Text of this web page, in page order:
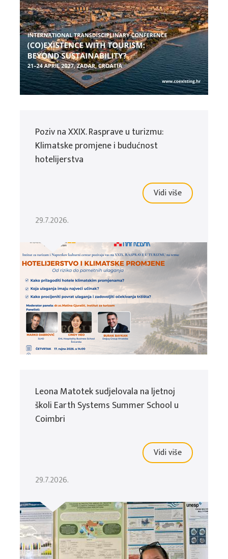
Poziv na XXIX. Rasprave u turizmu:
Klimatske promjene i budućnost
hotelijerstva
Vidi više
29.7.2026.
Leona Matotek sudjelovala na ljetnoj
školi Earth Systems Summer School u
Coimbri
Vidi više
29.7.2026.